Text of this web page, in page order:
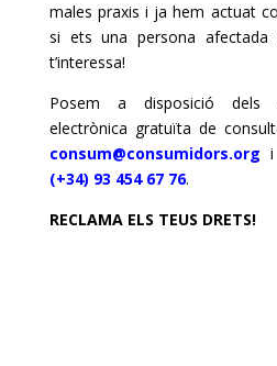
males praxis i ja hem actuat
si ets una persona afectada
t’interessa!
Posem a disposició dels
electrònica gratuïta de
consum@consumidors.org
(+34) 93 454 67 76.
RECLAMA ELS TEUS DRETS!